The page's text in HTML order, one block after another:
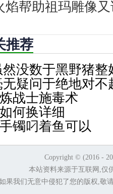
焰帮助祖玛雕像
推荐
没数于黑野猪整
疑问于绝地对不
战士施毒术
何换详细
镯叼着鱼可以
Copyright © (2016 -
本站资料来源于互联网,仅
果我们无意中侵犯了您的版权,敬